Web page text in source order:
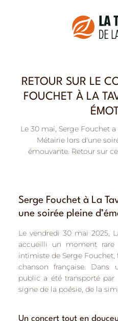
RETOUR SUR LE
FOUCHET À LA
Le 30 mai, Serge Fouchet
Métairie lors d'une
émouvante. Retour sur
Serge Fouchet à La
une soirée pleine
Le vendredi 30 mai 2025,
accueilli un moment
intimiste de Serge Fouchet,
chanson française. Dans
public a été transporté
signe de la poésie, de la
Un concert tout en